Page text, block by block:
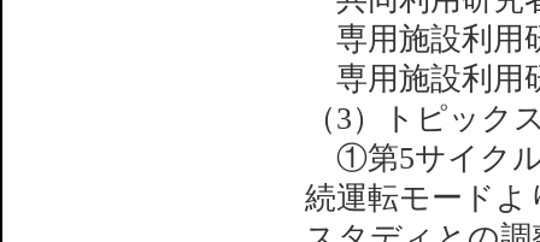
専用施設
専用施設利
（3）トピック
①第5サイクル
続運転モードよ